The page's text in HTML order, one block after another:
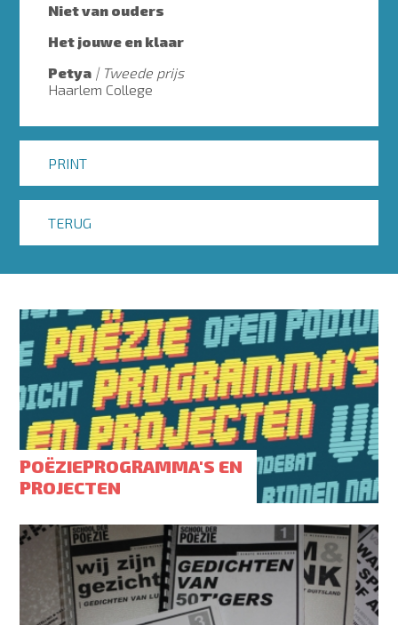
Niet van ouders
Het jouwe en klaar
Petya
Tweede prijs
Haarlem College
PRINT
TERUG
POËZIEPROGRAMMA'S EN
PROJECTEN